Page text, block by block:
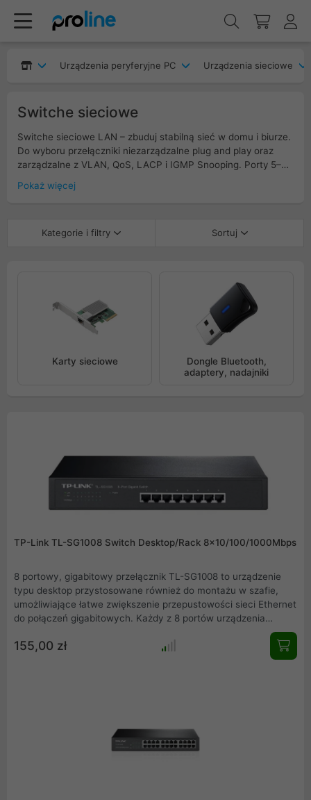
Urządzenia peryferyjne PC Urządzenia sieciowe
Switche sieciowe
Switche sieciowe LAN – zbuduj stabilną sieć w domu i biurze.
Do wyboru przełączniki niezarządzalne plug and play oraz
zarządzalne z VLAN, QoS, LACP i IGMP Snooping. Porty 5–48
Modele z PoE/PoE+ do zasilania kamer, punktów Wi-Fi i
budżetem PoE i monitoringiem, aby zwiększyć przepustowość
Pokaż więcej
Kategorie i filtry Sortuj
Karty sieciowe
Dongle Bluetooth,
adaptery, nadajniki
TP-Link TL-SG1008 Switch Desktop/Rack 8x10/100/1000Mbps
8 portowy, gigabitowy przełącznik TL-SG1008 to urządzenie
typu desktop przystosowane również do montażu w szafie,
umożliwiające łatwe zwiększenie przepustowości sieci Ethernet
do połączeń gigabitowych. Każdy z 8 portów urządzenia
pozwalając na szybką instalację urządzenia bez konieczności
sprawdzania typu użytych kabli. Ponadto, przełącznik TL-
155,00 zł